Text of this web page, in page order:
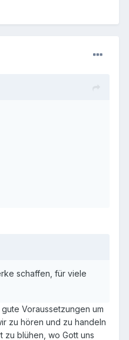
schaffen, für viele
Voraussetzungen um
zu hören und zu handeln
zu blühen, wo Gott uns